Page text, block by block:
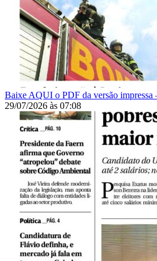
Baixe AQUI o PDF da versão impressa
29/07/2026 às 07:08